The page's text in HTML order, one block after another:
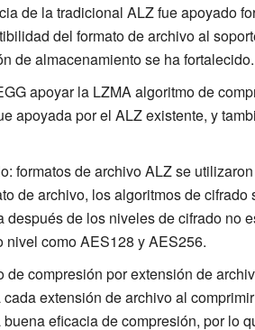
de la tradicional ALZ fue apoyado
del formato de archivo al
de almacenamiento se ha fortalecido.
apoyar la LZMA algoritmo de
apoyada por el ALZ existente, y
formatos de archivo ALZ se
de archivo, los algoritmos de
de los niveles de cifrado no
nivel como AES128 y AES256.
compresión por extensión de
extensión de archivo al
eficacia de compresión, por lo